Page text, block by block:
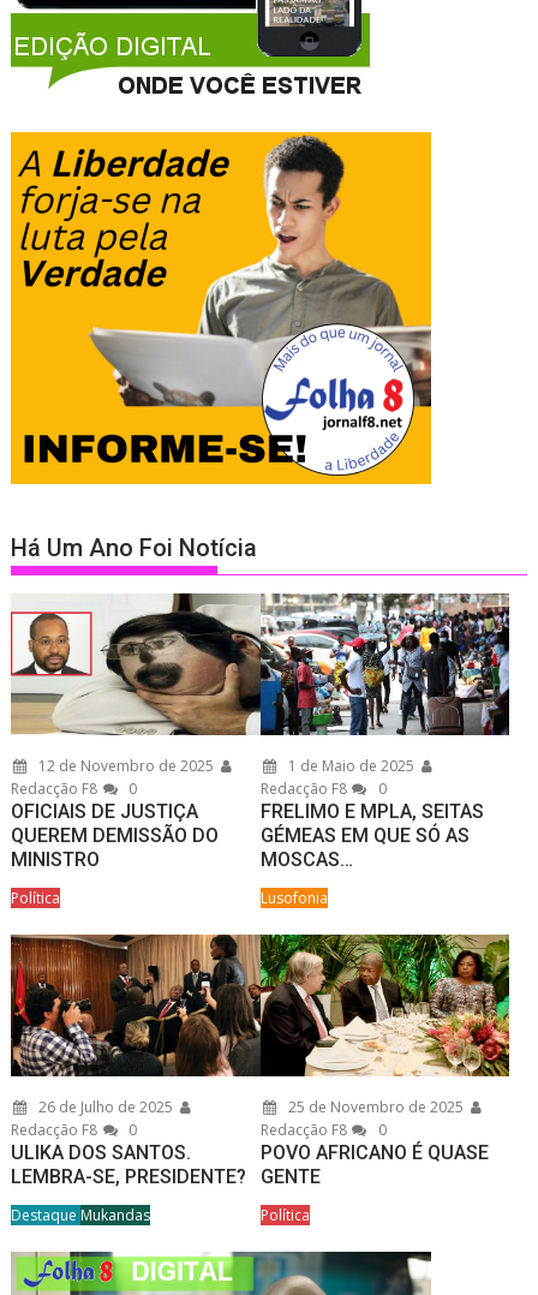
Há Um Ano Foi Notícia
12 de Novembro de 2025
Redacção F8
0
OFICIAIS DE JUSTIÇA
QUEREM DEMISSÃO DO
MINISTRO
Política
1 de Maio de 2025
Redacção F8
0
FRELIMO E MPLA, SEITAS
GÉMEAS EM QUE SÓ AS
MOSCAS…
Lusofonia
26 de Julho de 2025
Redacção F8
0
ULIKA DOS SANTOS.
LEMBRA-SE, PRESIDENTE?
Destaque Mukandas
25 de Novembro de 2025
Redacção F8
0
POVO AFRICANO É QUASE
GENTE
Política